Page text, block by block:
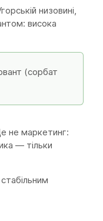
низовині,
висока
(сорбат
не маркетинг:
— тільки